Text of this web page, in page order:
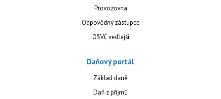
Provozovna
Odpovědný zástupce
OSVČ vedlejší
Daňový portál
Základ daně
Daň z příjmů